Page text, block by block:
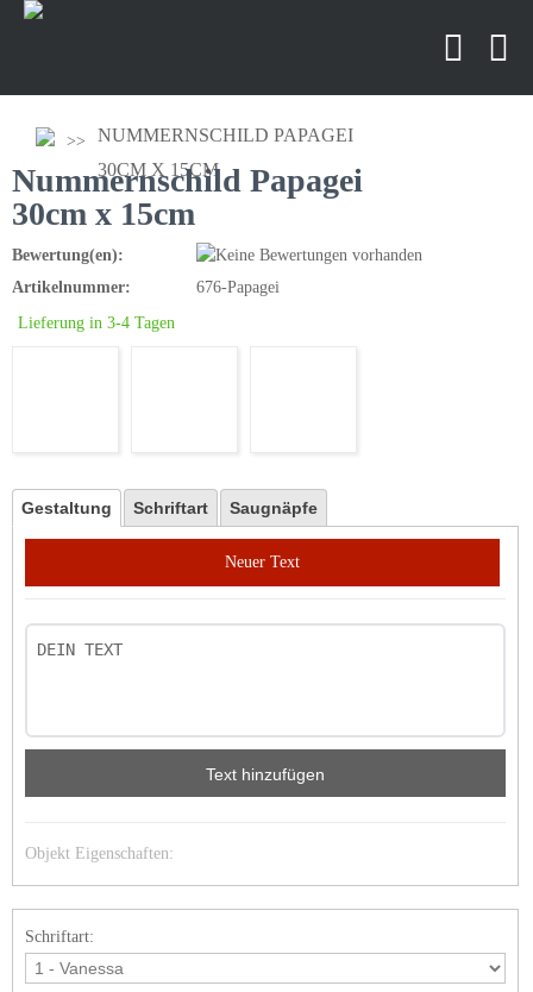
NUMMERNSCHILD PAPAGEI
30CM X 15CM
Nummernschild Papagei
30cm x 15cm
Bewertung(en):
Artikelnummer:
676-Papagei
Lieferung in 3-4 Tagen
Gestaltung Schriftart Saugnäpfe
Neuer Text
Text hinzufügen
Objekt Eigenschaften:
Schriftart: